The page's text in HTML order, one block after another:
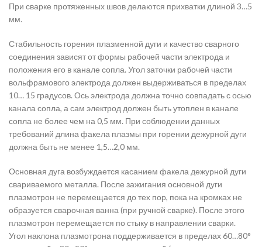
При сварке протяженных швов делаются прихватки длиной 3…5
мм.
Стабильность горения плазменной дуги и качество сварного
соединения зависят от формы рабочей части электрода и
положения его в канале сопла. Угол заточки рабочей части
вольфрамового электрода должен выдерживаться в пределах
10… 15 градусов. Ось электрода должна точно совпадать с осью
канала сопла, а сам электрод должен быть утоплен в канале
сопла не более чем на 0,5 мм. При соблюдении данных
требований длина факела плазмы при горении дежурной дуги
должна быть не менее 1,5…2,0 мм.
Основная дуга возбуждается касанием факела дежурной дуги
свариваемого металла. После зажигания основной дуги
плазмотрон не перемещается до тех пор, пока на кромках не
образуется сварочная ванна (при ручной сварке). После этого
плазмотрон перемещается по стыку в направлении сварки.
Угол наклона плазмотрона поддерживается в пределах 60…80°